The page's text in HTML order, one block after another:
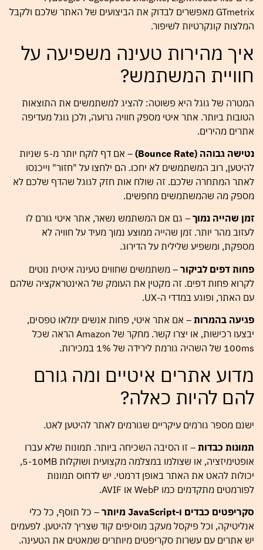
GTmetrix מאפשרים לבדוק את הביצועים של האתר שלכם ולקבל
המלצות קונקרטיות לשיפור.
איך מהירות טעינה משפיעה על
חוויית המשתמש?
המטרה של גוגל היא פשוטה: להציג למשתמשים את התוצאות
הטובות ביותר. אתר איטי מספק חוויה גרועה, ולכן גוגל מעדיפה
אתרים מהירים.
נטישה גבוהה (Bounce Rate)
– אם דף לוקח יותר מ-5 שניות
להיטען, רוב המשתמשים לא יחכו. הם ילחצו על "חזור" וייכנסו
לאתר המתחרה שלכם. זה שולח אות חזק לגוגל שהדף שלכם לא
מספק מה שהמשתמשים מחפשים.
זמן שהייה נמוך – גם אם המשתמש נשאר, אתר איטי גורם לו
לעזוב מהר יותר. זמן שהייה ממוצע נמוך מעיד על חוויה לא
מספקת, ומשפיע שלילית על הדירוג.
פחות דפים לביקור – משתמשים שחווים טעינה איטית נוטים
לקרוא פחות דפים. זה מקטין את העומק של האינטראקציה שלהם
עם האתר, ופוגע במדדי ה-UX.
פגיעה בהמרות – אם אתר איטי, פחות אנשים ימלאו טפסים,
יבצעו רכישות, או יצרו קשר. מחקר של Amazon הראה שכל
100ms של השהיה גורמת לירידה של 1% במכירות.
מדוע אתרים איטיים ומה גורם
להם להיות כאלה?
ישנם מספר גורמים עיקריים שגורמים לאתר להיטען לאט.
תמונות כבדות – זו הסיבה השכיחה ביותר. תמונות שלא עברו
אופטימיזציה, או שצולמו במצלמה מקצועית ושוקלות 5-10MB,
יכולות להאט את האתר באופן דרמטי. יש לדחוס תמונות
לפורמטים מתקדמים כמו WebP או AVIF.
סקריפטים כבדים ו-JavaScript מיותר
– כל תוסף, כל כלי
אנליטיקה, וכל פיקסל מעקב מוסיפים קוד שצריך להיטען. לפעמים
יש אתרים עם עשרות סקריפטים מיותרים שמאטים את הטעינה.